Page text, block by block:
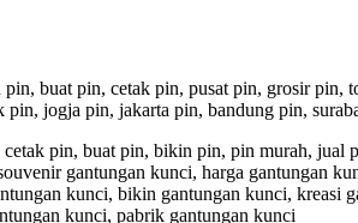
buat pin, cetak pin, pusat pin, grosir pin,
pin, jogja pin, jakarta pin, bandung pin,
pin, buat pin, bikin pin, pin murah, jual
gantungan kunci, harga gantungan
kunci, bikin gantungan kunci, kreasi
kunci, pabrik gantungan kunci